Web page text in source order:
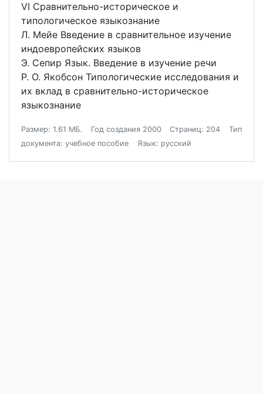
VI Сравнительно-историческое и
типологическое языкознание
Л. Мейе Введение в сравнительное изучение
индоевропейских языков
Э. Сепир Язык. Введение в изучение речи
Р. О. Якобсон Типологические исследования и
их вклад в сравнительно-историческое
языкознание
Размер: 1.61 МБ. Год создания 2000 Страниц: 204
Тип
документа: учебное пособие
Язык: русский